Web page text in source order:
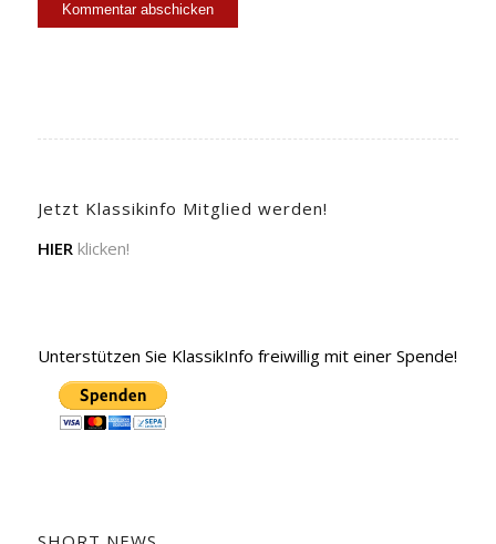
Jetzt Klassikinfo Mitglied werden!
HIERklicken!
Unterstützen Sie KlassikInfo freiwillig mit einer Spende!